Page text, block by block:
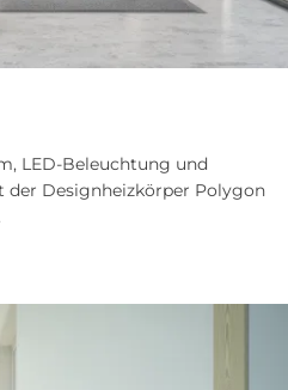
LED-Beleuchtung und
der Designheizkörper Polygon